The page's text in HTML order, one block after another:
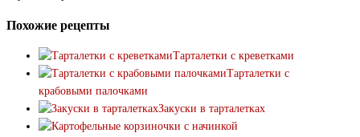
Похожие рецепты
Тарталетки с креветками
Тарталетки с
крабовыми палочками
Закуски в тарталетках